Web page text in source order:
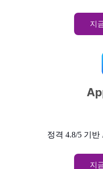
지
정격 4.8/5 기반
지